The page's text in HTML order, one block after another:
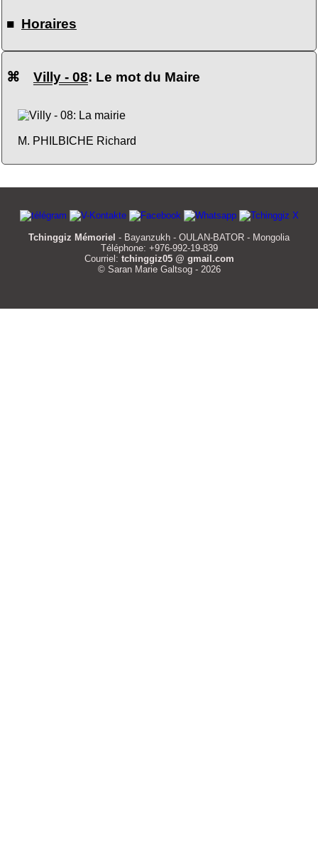
■ Horaires
⌘ Villy - 08: Le mot du Maire
M. PHILBICHE Richard
Tchinggiz Mémoriel - Bayanzukh - OULAN-BATOR - Mongolia
Téléphone: +976-992-19-839
Courriel: tchinggiz05 @ gmail.com
© Saran Marie Galtsog - 2026